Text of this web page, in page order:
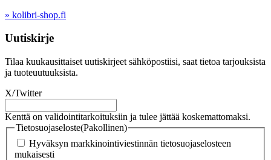
» kolibri-shop.fi
Uutiskirje
Tilaa kuukausittaiset uutiskirjeet sähköpostiisi, saat tietoa tarjouksista
ja tuoteuutuuksista.
X/Twitter
Kenttä on validointitarkoituksiin ja tulee jättää koskemattomaksi.
Tietosuojaseloste(Pakollinen)
Hyväksyn markkinointiviestinnän tietosuojaselosteen
mukaisesti